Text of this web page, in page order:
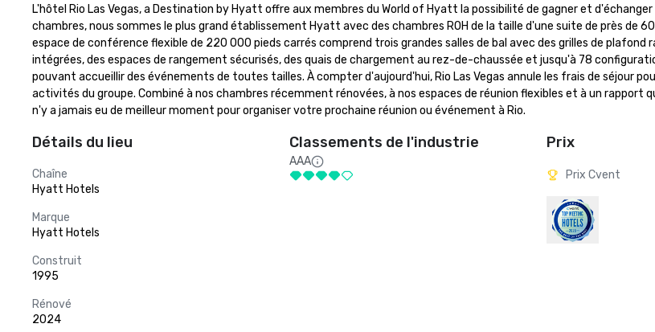
L'hôtel Rio Las Vegas, a Destination by Hyatt offre aux membres du World of Hyatt la possibilité de gagner et
chambres, nous sommes le plus grand établissement Hyatt avec des chambres ROH de la taille d'une suite de près de
espace de conférence flexible de 220 000 pieds carrés comprend trois grandes salles de bal avec des grilles de plafond
intégrées, des espaces de rangement sécurisés, des quais de chargement au rez-de-chaussée et jusqu'à 78
pouvant accueillir des événements de toutes tailles. À compter d'aujourd'hui, Rio Las Vegas annule les frais de séjour
activités du groupe. Combiné à nos chambres récemment rénovées, à nos espaces de réunion flexibles et à un rapport
n'y a jamais eu de meilleur moment pour organiser votre prochaine réunion ou événement à Rio.
Détails du lieu
Chaîne
Hyatt Hotels
Marque
Hyatt Hotels
Construit
1995
Rénové
2024
Classements de l'industrie
AAA
Prix
Prix Cvent